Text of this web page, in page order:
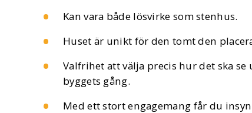
Kan vara både lösvirke som stenhus.
Huset är unikt för den tomt den
Valfrihet att välja precis hur det ska
byggets gång.
Med ett stort engagemang får du